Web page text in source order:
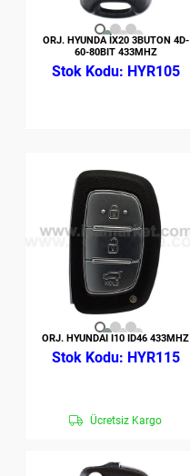
ORJ. HYUNDA İX20 3BUTON 4D-
60-80BIT 433MHZ
HYR105
ORJ. HYUNDAI I10 ID46 433MHZ
HYR115
Ücretsiz Kargo